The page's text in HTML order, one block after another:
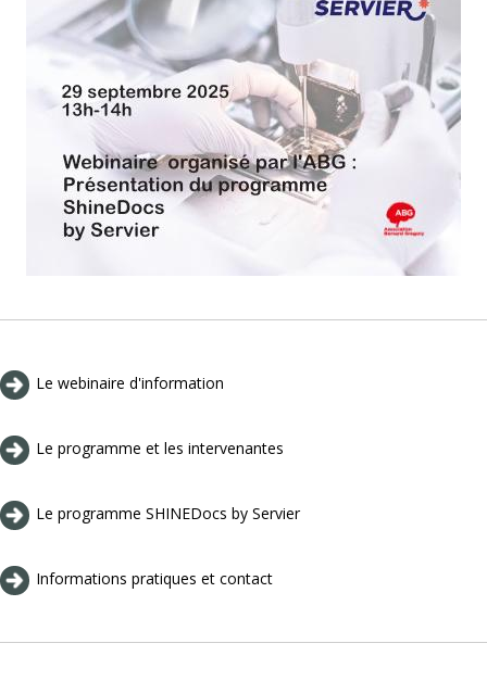
Le webinaire d'information
Le programme et les intervenantes
Le programme SHINEDocs by Servier
Informations pratiques et contact